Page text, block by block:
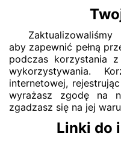
aby zapewnić pełną
podczas korzystania
wykorzystywania.
internetowej,
wyrażasz zgodę na
zgadzasz się na jej
Linki do